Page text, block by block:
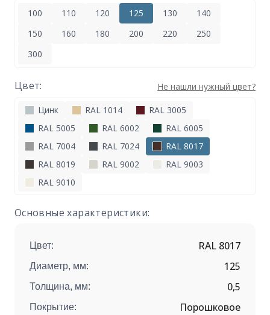
100 110 120 125 130
140
150
160 180 200 220
250
300
Цвет: Не нашли нужный цвет?
Цинк RAL 1014
RAL 3005
RAL 5005
RAL 6002
RAL 6005
RAL 7004
RAL 7024
RAL 8017
RAL 8019
RAL 9002
RAL 9003
RAL 9010
Основные характеристики:
Цвет: RAL 8017
Диаметр, мм: 125
Толщина, мм: 0,5
Покрытие: Порошковое